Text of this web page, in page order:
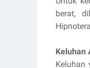
berat,
Keluhan
Keluhan